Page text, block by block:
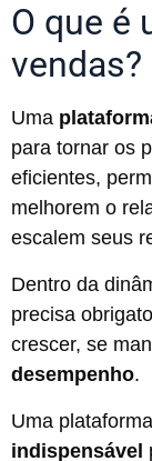
O que é
vendas?
Uma
para tornar os
eficientes,
melhorem o
escalem seus
Dentro da
precisa
crescer, se
desempenho.
Uma
indispensável